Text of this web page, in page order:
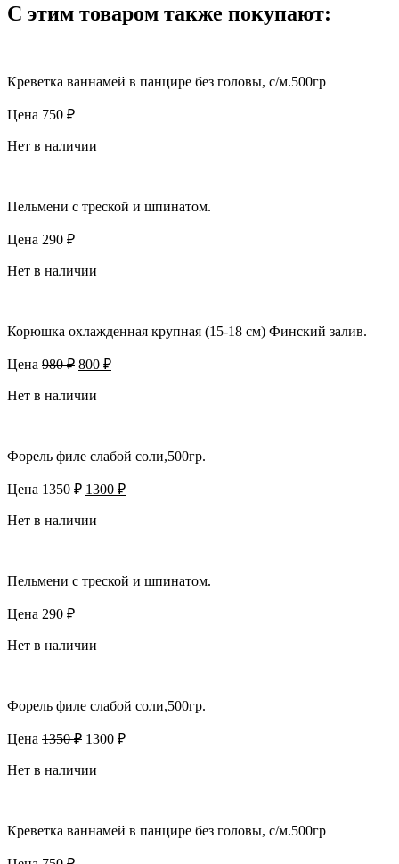
С этим товаром также покупают:
Креветка ваннамей в панцире без головы, с/м.500гр
Цена 750 ₽
Нет в наличии
Пельмени с треской и шпинатом.
Цена 290 ₽
Нет в наличии
Корюшка охлажденная крупная (15-18 см) Финский залив.
Цена 980₽ Первоначальная
составляла
800 ₽Текущая
Нет в наличии
Форель филе слабой соли,500гр.
Цена 1350₽ Первоначальная
составляла
1300 ₽Текущая
Нет в наличии
Пельмени с треской и шпинатом.
Цена 290 ₽
Нет в наличии
Форель филе слабой соли,500гр.
Цена 1350₽ Первоначальная
составляла
1300 ₽Текущая
Нет в наличии
Креветка ваннамей в панцире без головы, с/м.500гр